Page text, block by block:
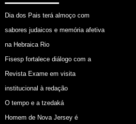
Dia dos Pais terá almoço com
sabores judaicos e memória afetiva
na Hebraica Rio
Fisesp fortalece diálogo com a
Revista Exame em visita
institucional à redação
O tempo e a tzedaká
Homem de Nova Jersey é